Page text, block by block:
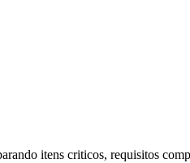
itens criticos, requisitos